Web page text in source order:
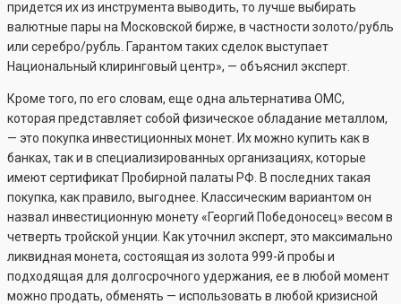
придется их из инструмента выводить, то лучше выбирать
валютные пары на Московской бирже, в частности золото/рубль
или серебро/рубль. Гарантом таких сделок выступает
Национальный клиринговый центр», — объяснил эксперт.
Кроме того, по его словам, еще одна альтернатива ОМС,
которая представляет собой физическое обладание металлом,
— это покупка инвестиционных монет. Их можно купить как в
банках, так и в специализированных организациях, которые
имеют сертификат Пробирной палаты РФ. В последних такая
покупка, как правило, выгоднее. Классическим вариантом он
назвал инвестиционную монету «Георгий Победоносец» весом в
четверть тройской унции. Как уточнил эксперт, это максимально
ликвидная монета, состоящая из золота 999-й пробы и
подходящая для долгосрочного удержания, ее в любой момент
можно продать, обменять — использовать в любой кризисной